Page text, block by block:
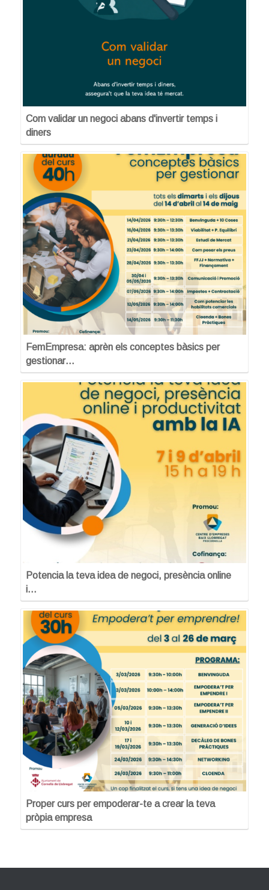
Com validar un negoci abans d'invertir temps i
diners
FemEmpresa: aprèn els conceptes bàsics per
gestionar…
Potencia la teva idea de negoci, presència online
i…
Proper curs per empoderar-te a crear la teva
pròpia empresa